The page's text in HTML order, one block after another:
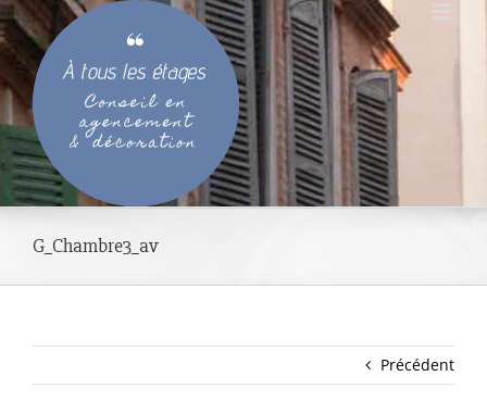
Passer
au
contenu
G_Chambre3_av
Précédent